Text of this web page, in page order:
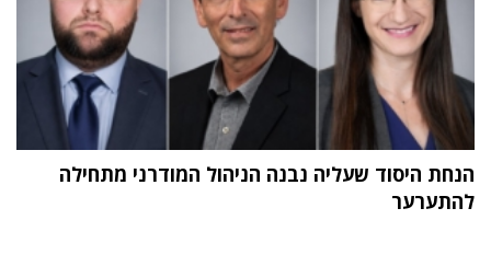
הנחת היסוד שעליה נבנה הניהול המודרני מתחילה
להתערער